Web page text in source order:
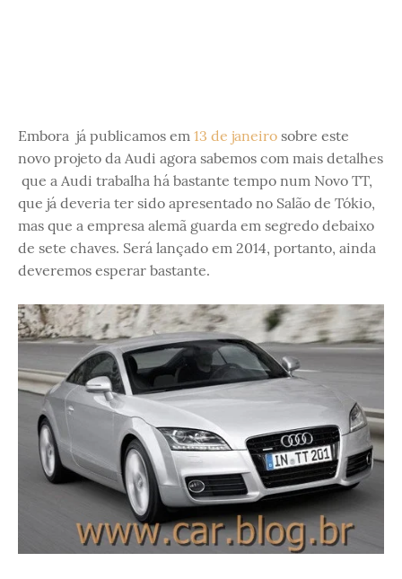
Embora já publicamos em 13 de janeiro sobre este
novo projeto da Audi agora sabemos com mais detalhes
que a Audi trabalha há bastante tempo num Novo TT,
que já deveria ter sido apresentado no Salão de Tókio,
mas que a empresa alemã guarda em segredo debaixo
de sete chaves. Será lançado em 2014, portanto, ainda
deveremos esperar bastante.